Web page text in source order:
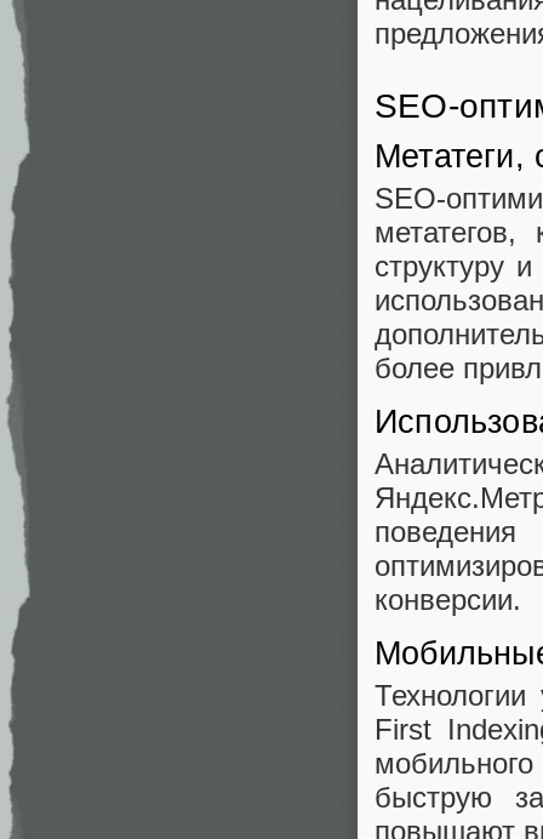
SEO-
Метатеги,
SEO-
структуру
более
конверсии.
First
быструю
повышают